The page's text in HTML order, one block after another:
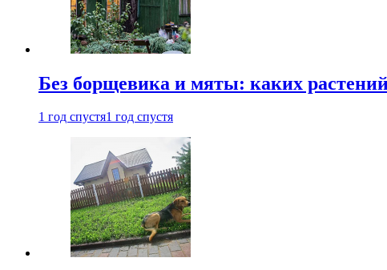
Без борщевика и мяты: каких
1 год спустя1 год спустя